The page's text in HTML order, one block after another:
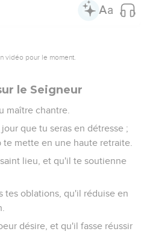
vidéo pour le moment.
le Seigneur
maître chantre.
que tu seras en détresse ;
mette en une haute retraite.
lieu, et qu'il te soutienne
tes oblations, qu'il réduise en
désire, et qu'il fasse réussir